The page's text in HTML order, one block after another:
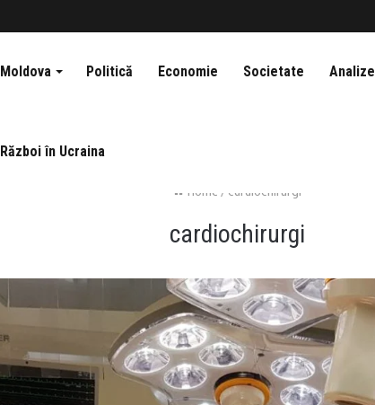
Moldova Politică Economie Societate Analize
Război în Ucraina
Home / cardiochirurgi
cardiochirurgi